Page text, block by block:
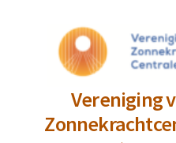
Vereniging